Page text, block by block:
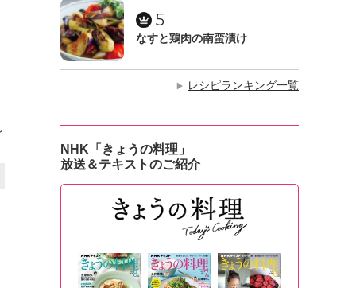
5
なすと鶏肉の南蛮漬け
▶ レシピランキング一覧
NHK「きょうの料理」
放送＆テキストのご紹介